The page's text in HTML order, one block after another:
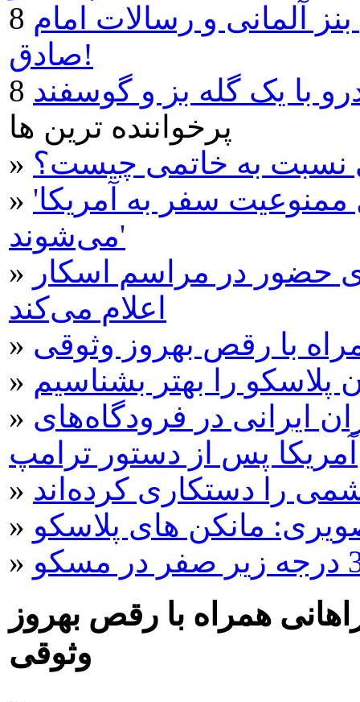
آلمانی و رسالات امام
صادق!
با یک گله بز و گوسفند
پرخواننده ترین ها
» نسبت به خاتمی چیست؟
» 'دارندگان گرین کارت هم مشمول ممنوعیت سفر به آمریکا
می‌شوند'
» حضور در مراسم اسکار
اعلام می‌کند
» با رقص بهروز وثوقی
» را بهتر بشناسیم
» ایرانی در فرودگاه‌های
آمریکا پس از دستور ترامپ
» را دستکاری کرده‌اند
»
»
همراه با رقص بهروز
وثوقی